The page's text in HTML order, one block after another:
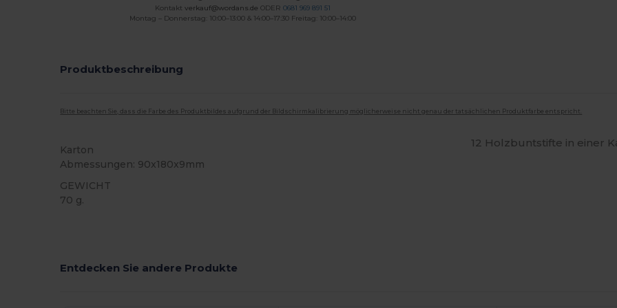
Kontaktverkauf@wordans.de ODER0681 969 891 51
Montag – Donnerstag: 10:00–13:00 & 14:00–17:30 Freitag: 10:00–14:00
Produktbeschreibung
Bitte beachten Sie, dass die Farbe des Produktbildes aufgrund der Bildschirmkalibrierung möglicherweise nicht genau der tatsächlichen Produktfarbe entspricht.
Karton
Abmessungen: 90x180x9mm
GEWICHT
70 g.
12 Holzbuntstifte in einer
Entdecken Sie andere Produkte